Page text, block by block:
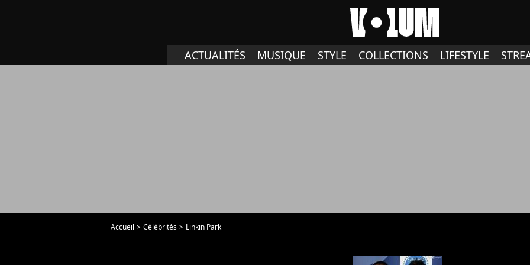
ACTUALITÉS MUSIQUE STYLE COLLECTIONS LIFESTYLE
Accueil Célébrités Linkin Park